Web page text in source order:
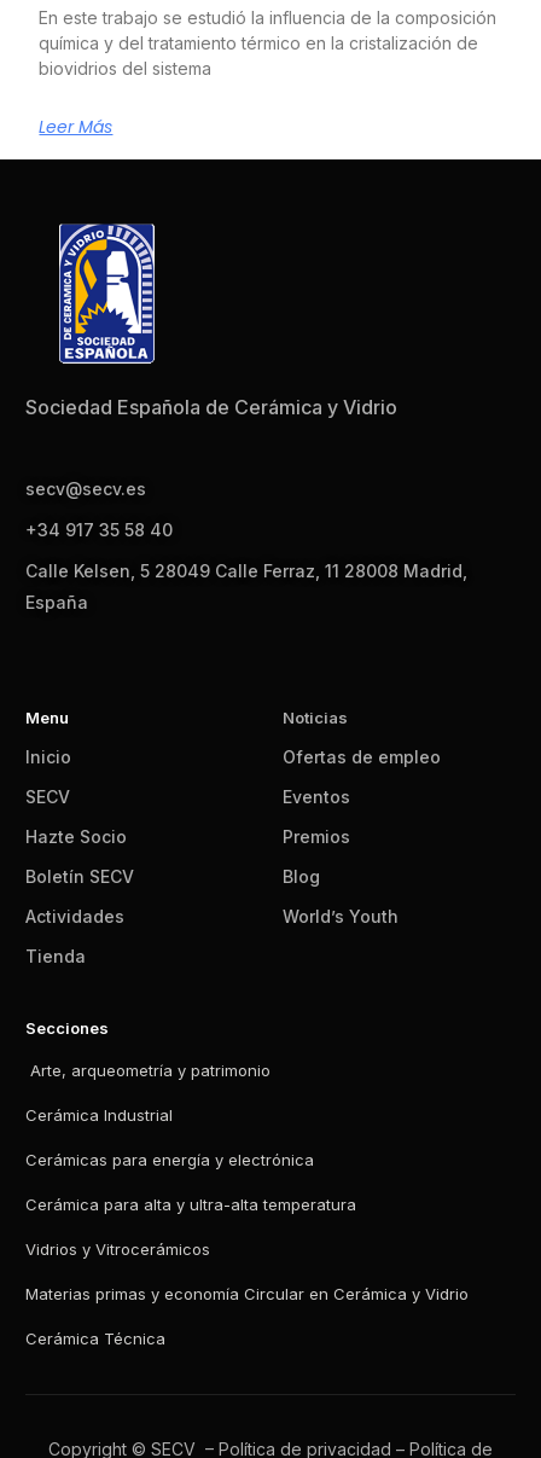
En este trabajo se estudió la influencia de la composición
química y del tratamiento térmico en la cristalización de
biovidrios del sistema
Leer Más
Sociedad Española de Cerámica y Vidrio
secv@secv.es
+34 917 35 58 40
Calle Kelsen, 5 28049 Calle Ferraz, 11 28008 Madrid,
España
Menu
Inicio
SECV
Hazte Socio
Boletín SECV
Actividades
Tienda
Noticias
Ofertas de empleo
Eventos
Premios
Blog
World’s Youth
Secciones
Arte, arqueometría y patrimonio
Cerámica Industrial
Cerámicas para energía y electrónica
Cerámica para alta y ultra-alta temperatura
Vidrios y Vitrocerámicos
Materias primas y economía Circular en Cerámica y Vidrio
Cerámica Técnica
Copyright © SECV – Política de privacidad – Política de